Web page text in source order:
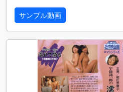
サンプル動画